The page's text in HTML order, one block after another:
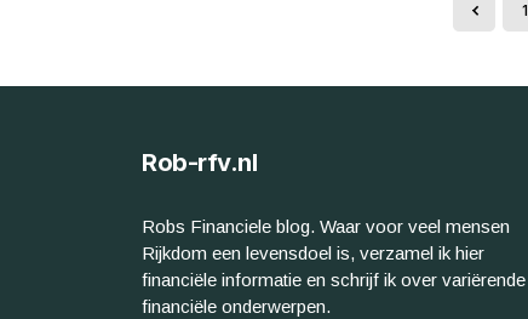
1
Rob-rfv.nl
Robs Financiele blog. Waar voor veel mensen
Rijkdom een levensdoel is, verzamel ik hier
financiële informatie en schrijf ik over variërende
financiële onderwerpen.